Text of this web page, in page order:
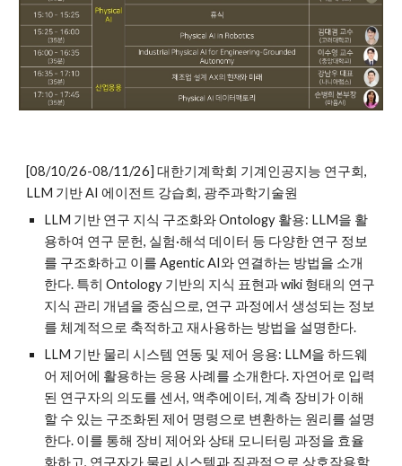
[08/10/26-08/11/26] 대한기계학회 기계인공지능 연구회,
LLM 기반 AI 에이전트 강습회, 광주과학기술원
LLM 기반 연구 지식 구조화와 Ontology 활용: LLM을 활
용하여 연구 문헌, 실험·해석 데이터 등 다양한 연구 정보
를 구조화하고 이를 Agentic AI와 연결하는 방법을 소개
한다. 특히 Ontology 기반의 지식 표현과 wiki 형태의 연구
지식 관리 개념을 중심으로, 연구 과정에서 생성되는 정보
를 체계적으로 축적하고 재사용하는 방법을 설명한다.
LLM 기반 물리 시스템 연동 및 제어 응용: LLM을 하드웨
어 제어에 활용하는 응용 사례를 소개한다. 자연어로 입력
된 연구자의 의도를 센서, 액추에이터, 계측 장비가 이해
할 수 있는 구조화된 제어 명령으로 변환하는 원리를 설명
한다. 이를 통해 장비 제어와 상태 모니터링 과정을 효율
화하고, 연구자가 물리 시스템과 직관적으로 상호작용할